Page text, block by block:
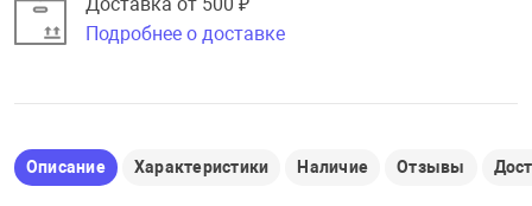
Подробнее о доставке
Описание Характеристики Наличие Отзывы